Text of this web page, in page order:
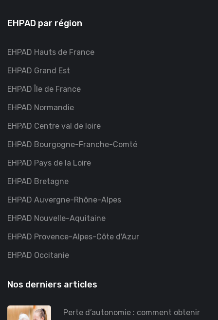
EHPAD par région
EHPAD Hauts de France
EHPAD Grand Est
EHPAD Île de France
EHPAD Normandie
EHPAD Centre val de loire
EHPAD Bourgogne-Franche-Comté
EHPAD Pays de la Loire
EHPAD Bretagne
EHPAD Auvergne-Rhône-Alpes
EHPAD Nouvelle-Aquitaine
EHPAD Provence-Alpes-Côte d'Azur
EHPAD Occitanie
Nos derniers articles
Perte d’autonomie : comment obtenir